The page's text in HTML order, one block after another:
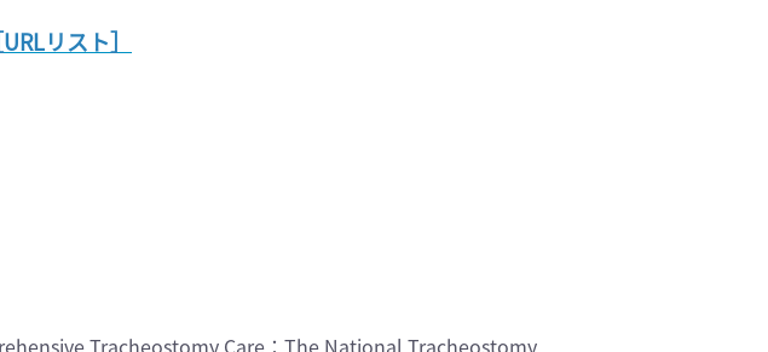
リスト］
Tracheostomy Care：The National Tracheostomy